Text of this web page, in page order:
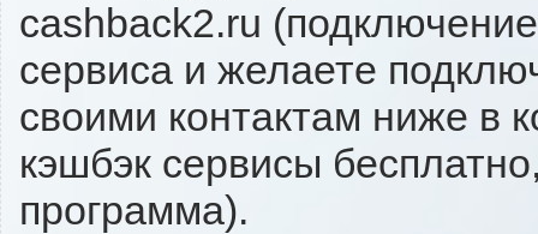
cashback2.ru
сервиса и желаете
своими контактам ниже в
кэшбэк сервисы
программа).